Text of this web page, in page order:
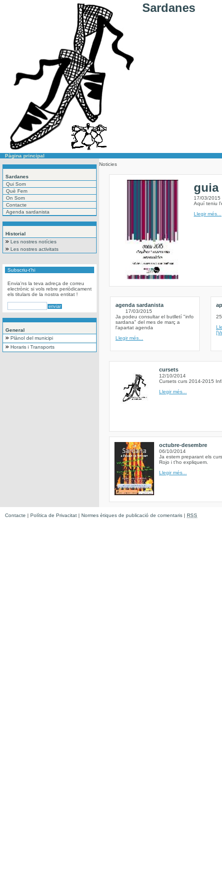
Sardanes
Pàgina principal
Sardanes
Qui Som
Què Fem
On Som
Contacte
Agenda sardanista
Historial
Les nostres notícies
Les nostres activitats
Subscriu-t'hi
Envia'ns la teva adreça de correu
electrònic si vols rebre periòdicament
els titulars de la nostra entitat !
General
Plànol del municipi
Horaris i Transports
Noticies
guia
17/03/2015
Aquí teniu
Llegir més...
agenda sardanista
17/03/2015
Ja podeu consultar el butlletí "info
sardana" del mes de març a
l'apartat agenda
Llegir més...
cursets
12/10/2014
Cursets curs 2014-2015
Llegir més...
octubre-desembre
06/10/2014
Ja estem preparant els
Rojo i t'ho expliquem.
Llegir més...
Contacte | Política de Privacitat | Normes ètiques de publicació de comentaris | RSS